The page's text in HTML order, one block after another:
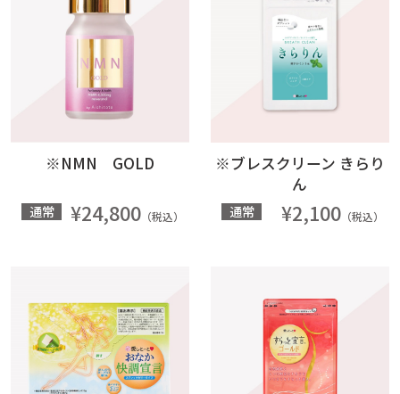
※NMN GOLD
通常 ¥24,800 （税込）
※ブレスクリーン きらり
ん
通常 ¥2,100 （税込）